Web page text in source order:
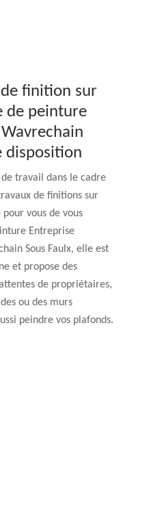
finition sur
de peinture
disposition
travail dans le cadre
de finitions sur
vous de vous
Entreprise
Sous Faulx, elle est
et propose des
de propriétaires,
ou des murs
peindre vos plafonds.